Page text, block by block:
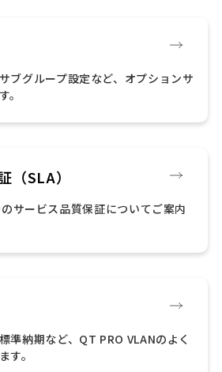
ブグループ設定など、オプションサ
。
（SLA）
サービス品質保証についてご案内
準納期など、QT PRO VLANのよく
す。